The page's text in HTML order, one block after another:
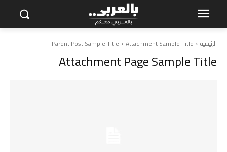
الرئيسية Parent Post Sample Title Attachment Sample Title
Attachment Page Sample Title